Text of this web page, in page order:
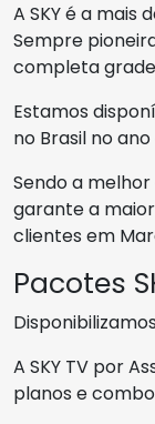
A SKY é a mais
Sempre
completa
Estamos
no Brasil no ano
Sendo a melhor
garante a
clientes em
Pacotes
A SKY TV por
planos e